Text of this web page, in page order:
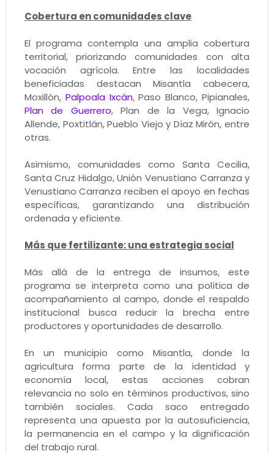
Cobertura en comunidades clave
El programa contempla una amplia cobertura
territorial, priorizando comunidades con alta
vocación agrícola. Entre las localidades
beneficiadas destacan Misantla cabecera,
Moxillón, Palpoala Ixcán, Paso Blanco, Pipianales,
Plan de Guerrero, Plan de la Vega, Ignacio
Allende, Poxtitlán, Pueblo Viejo y Díaz Mirón, entre
otras.
Asimismo, comunidades como Santa Cecilia,
Santa Cruz Hidalgo, Unión Venustiano Carranza y
Venustiano Carranza reciben el apoyo en fechas
específicas, garantizando una distribución
ordenada y eficiente.
Más que fertilizante: una estrategia social
Más allá de la entrega de insumos, este
programa se interpreta como una política de
acompañamiento al campo, donde el respaldo
institucional busca reducir la brecha entre
productores y oportunidades de desarrollo.
En un municipio como Misantla, donde la
agricultura forma parte de la identidad y
economía local, estas acciones cobran
relevancia no solo en términos productivos, sino
también sociales. Cada saco entregado
representa una apuesta por la autosuficiencia,
la permanencia en el campo y la dignificación
del trabajo rural.